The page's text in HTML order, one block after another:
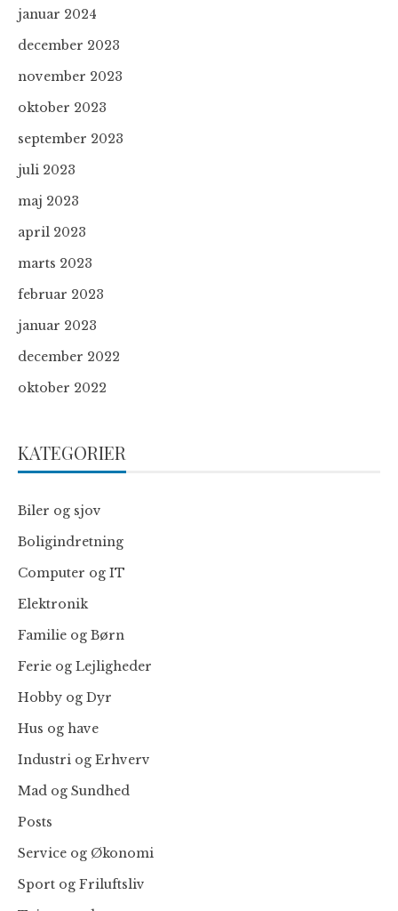
januar 2024
december 2023
november 2023
oktober 2023
september 2023
juli 2023
maj 2023
april 2023
marts 2023
februar 2023
januar 2023
december 2022
oktober 2022
KATEGORIER
Biler og sjov
Boligindretning
Computer og IT
Elektronik
Familie og Børn
Ferie og Lejligheder
Hobby og Dyr
Hus og have
Industri og Erhverv
Mad og Sundhed
Posts
Service og Økonomi
Sport og Friluftsliv